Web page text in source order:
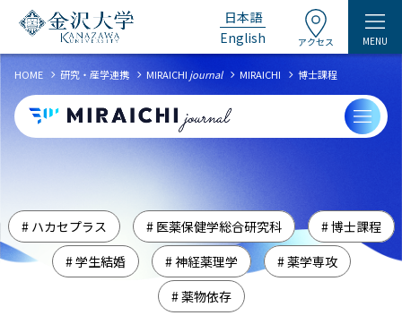
日本語
English
アクセス MENU
HOME chevron_right 研究・産学連携 chevron_right MIRAICHI journal chevron_right MIRAICHI chevron_right 博士課程
# ハカセプラス # 医薬保健学総合研究科
# 博士課程
# 学生結婚
# 神経薬理学
# 薬学専攻
# 薬物依存